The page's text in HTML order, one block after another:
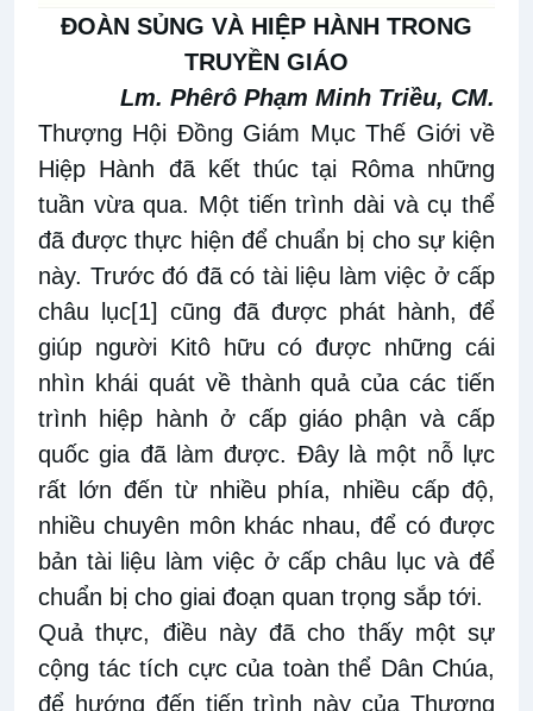
ĐOÀN SỦNG VÀ HIỆP HÀNH TRONG
TRUYỀN GIÁO
Lm. Phêrô Phạm Minh Triều, CM.
Thượng Hội Đồng Giám Mục Thế Giới về
Hiệp Hành đã kết thúc tại Rôma những
tuần vừa qua. Một tiến trình dài và cụ thể
đã được thực hiện để chuẩn bị cho sự kiện
này. Trước đó đã có tài liệu làm việc ở cấp
châu lục[1] cũng đã được phát hành, để
giúp người Kitô hữu có được những cái
nhìn khái quát về thành quả của các tiến
trình hiệp hành ở cấp giáo phận và cấp
quốc gia đã làm được. Đây là một nỗ lực
rất lớn đến từ nhiều phía, nhiều cấp độ,
nhiều chuyên môn khác nhau, để có được
bản tài liệu làm việc ở cấp châu lục và để
chuẩn bị cho giai đoạn quan trọng sắp tới.
Quả thực, điều này đã cho thấy một sự
cộng tác tích cực của toàn thể Dân Chúa,
để hướng đến tiến trình này của Thượng